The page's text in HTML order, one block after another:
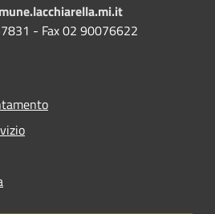
- Fax 02 90076622